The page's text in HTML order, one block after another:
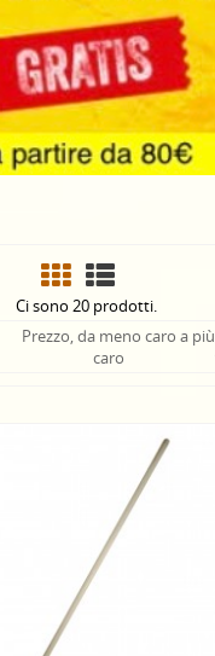
Ci sono 20 prodotti.
Prezzo, da meno caro a più
caro